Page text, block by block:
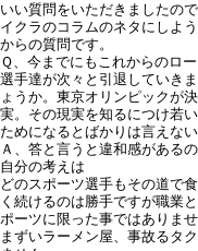
いい質問をいただきましたの
イクラのコラムのネタにしよ
からの質問です。
Ｑ、今までにもこれからのロ
選手達が次々と引退していき
ょうか。東京オリンピックが
実。その現実を知るにつけ若
ためになるとばかりは言えな
Ａ、答と言うと違和感がある
自分の考えは
どのスポーツ選手もその道で
く続けるのは勝手ですが職業
ポーツに限った事ではありませ
まずいラーメン屋、事故るタ